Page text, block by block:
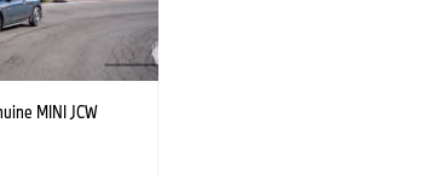
MINI JCW